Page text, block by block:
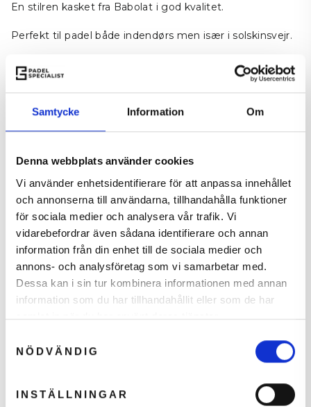
Samtycke Information Om
Denna webbplats använder cookies
Vi använder enhetsidentifierare för att anpassa innehållet
och annonserna till användarna, tillhandahålla funktioner
för sociala medier och analysera vår trafik. Vi
vidarebefordrar även sådana identifierare och annan
information från din enhet till de sociala medier och
annons- och analysföretag som vi samarbetar med.
Dessa kan i sin tur kombinera informationen med annan
information som du har tillhandahållit eller som de har
samlat in när du har använt deras tjänster.
NÖDVÄNDIG
INSTÄLLNINGAR
En stilren kasket fra Babolat i god kvalitet.
Perfekt til padel både indendørs men især i solskinsvejr.
Anbefalet til både mænd og kvinder
Tilføj til kurv
Online padelbat rådgiver
Få anbefalet det rigtige bat
Tag testen
Error loading recommendations.